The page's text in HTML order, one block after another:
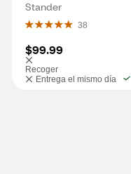
Stander
38
$99.99
Recoger
Entrega el mismo día